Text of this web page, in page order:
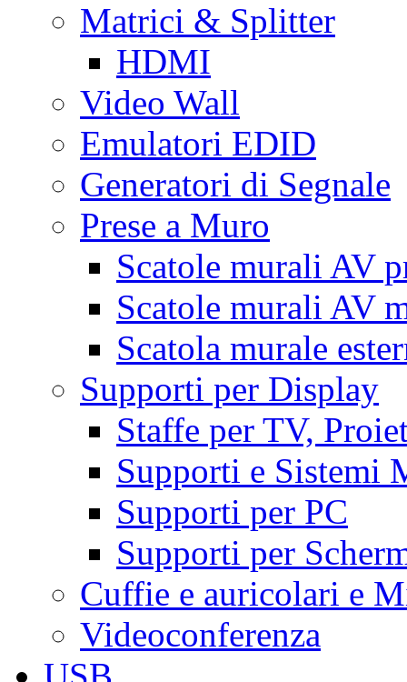
Matrici & Splitter
HDMI
Video Wall
Emulatori EDID
Generatori di Segnale
Prese a Muro
Scatole murali AV
Scatole murali AV
Scatola murale
Supporti per Display
Staffe per TV,
Supporti e Sistemi
Supporti per PC
Supporti per
Cuffie e auricolari e
Videoconferenza